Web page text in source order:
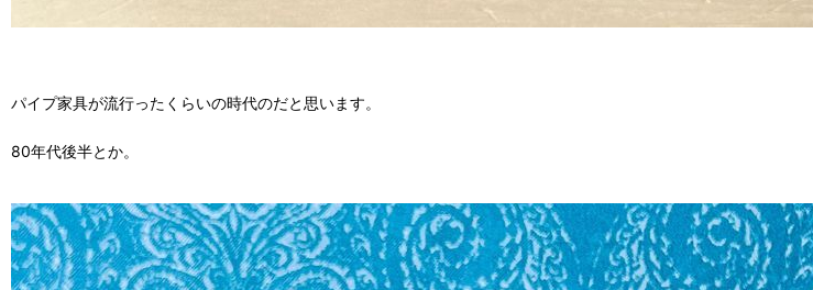
パイプ家具が流行ったくらいの時代のだと思います。
80年代後半とか。